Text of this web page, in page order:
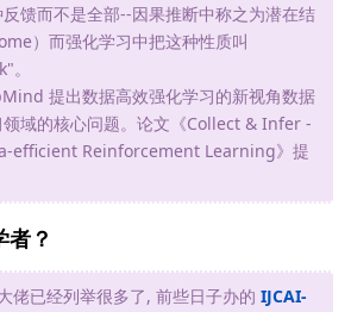
馈而不是全部--因果推断中称之为潜在结
）而强化学习中把这种性质叫
提出数据高效强化学习的新视角数据
域的核心问题。论文《Collect & Infer -
efficient Reinforcement Learning》提
者？
佬已经列举很多了, 前些日子办的 IJCAI-